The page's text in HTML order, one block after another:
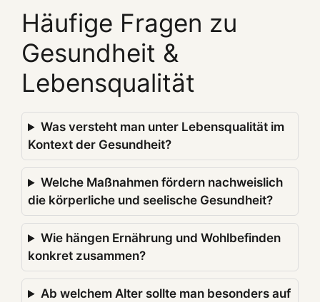
Häufige Fragen zu
Gesundheit &
Lebensqualität
Was versteht man unter Lebensqualität im
Kontext der Gesundheit?
Welche Maßnahmen fördern nachweislich
die körperliche und seelische Gesundheit?
Wie hängen Ernährung und Wohlbefinden
konkret zusammen?
Ab welchem Alter sollte man besonders auf